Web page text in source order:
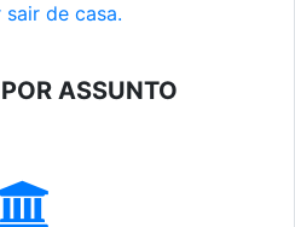
sair de casa.
ASSUNTO